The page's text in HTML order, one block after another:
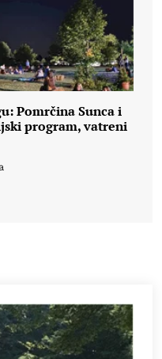
Pomrčina Sunca i
program, vatreni